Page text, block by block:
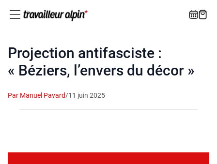
Projection antifasciste :
« Béziers, l’envers du décor »
Par Manuel Pavard/11 juin 2025